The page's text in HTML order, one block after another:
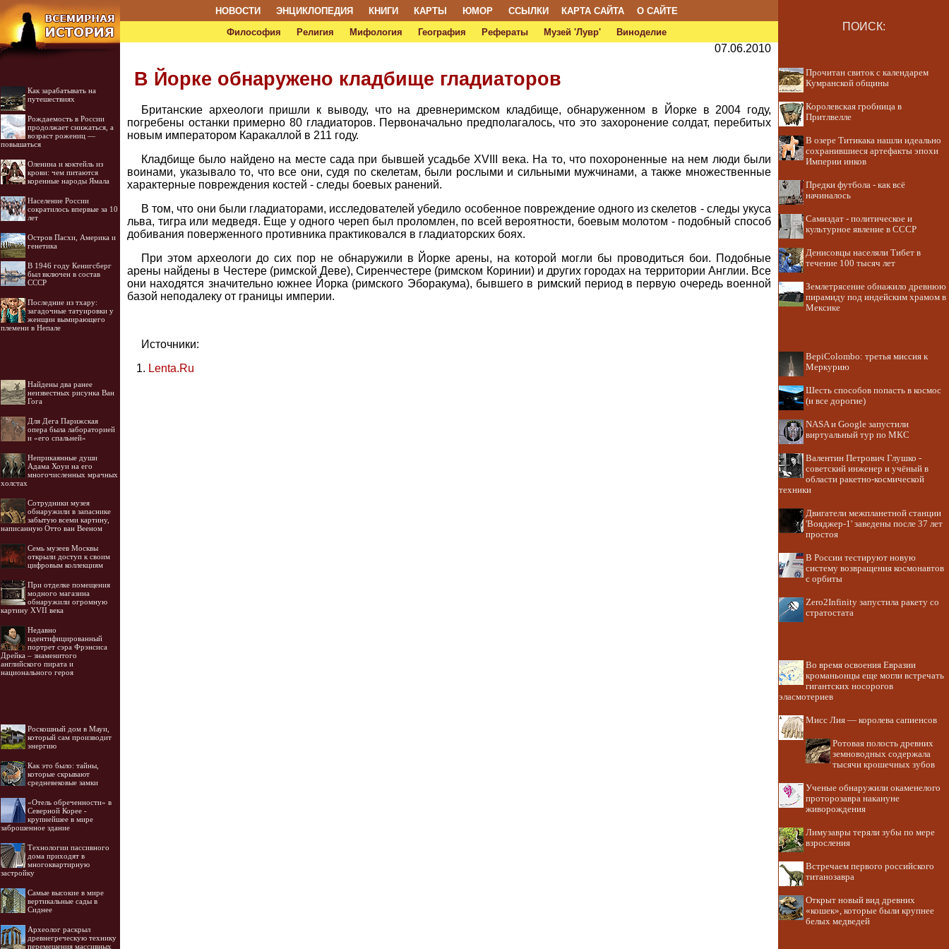
НОВОСТИ ЭНЦИКЛОПЕДИЯ КНИГИ КАРТЫ ЮМОР ССЫЛКИ КАРТА САЙТА
О САЙТЕ
Философия
Религия Мифология География Рефераты Музей 'Лувр' Виноделие ПОИСК:
Как зарабатывать на
путешествиях
Рождаемость в России
продолжает снижаться, а
возраст рожениц —
повышаться
Оленина и коктейль из
крови: чем питаются
коренные народы Ямала
Население России
сократилось впервые за 10
лет
Остров Пасхи, Америка и
генетика
В 1946 году Кенигсберг
был включен в состав
СССР
Последние из тхару:
загадочные татуировки у
женщин вымирающего
племени в Непале
Найдены два ранее
неизвестных рисунка Ван
Гога
Для Дега Парижская
опера была лабораторией
и «его спальней»
Неприкаянные души
Адама Хоуи на его
многочисленных мрачных
холстах
Cотрудники музея
обнаружили в запаснике
забытую всеми картину,
написанную Отто ван Вееном
Семь музеев Москвы
открыли доступ к своим
цифровым коллекциям
При отделке помещения
модного магазина
обнаружили огромную
картину XVII века
Недавно
идентифицированный
портрет сэра Фрэнсиса
Дрейка – знаменитого
английского пирата и
национального героя
Роскошный дом в Мауи,
который сам производит
энергию
Как это было: тайны,
которые скрывают
средневековые замки
«Отель обреченности» в
Северной Корее -
крупнейшее в мире
заброшенное здание
Технологии пассивного
дома приходят в
многоквартирную
застройку
Самые высокие в мире
вертикальные сады в
Сиднее
Археолог раскрыл
древнегреческую технику
перемещения массивных
07.06.2010
В Йорке обнаружено кладбище гладиаторов
Британские археологи пришли к выводу, что на древнеримском кладбище, обнаруженном в Йорке в 2004 году,
погребены останки примерно 80 гладиаторов. Первоначально предполагалось, что это захоронение солдат, перебитых
новым императором Каракаллой в 211 году.
Кладбище было найдено на месте сада при бывшей усадьбе XVIII века. На то, что похороненные на нем люди были
воинами, указывало то, что все они, судя по скелетам, были рослыми и сильными мужчинами, а также множественные
характерные повреждения костей - следы боевых ранений.
В том, что они были гладиаторами, исследователей убедило особенное повреждение одного из скелетов - следы укуса
льва, тигра или медведя. Еще у одного череп был проломлен, по всей вероятности, боевым молотом - подобный способ
добивания поверженного противника практиковался в гладиаторских боях.
При этом археологи до сих пор не обнаружили в Йорке арены, на которой могли бы проводиться бои. Подобные
арены найдены в Честере (римской Деве), Сиренчестере (римском Коринии) и других городах на территории Англии. Все
они находятся значительно южнее Йорка (римского Эборакума), бывшего в римский период в первую очередь военной
базой неподалеку от границы империи.
Источники:
Lenta.Ru
Прочитан свиток с календарем
Кумранской общины
Королевская гробница в
Притлвелле
В озере Титикака нашли идеально
сохранившиеся артефакты эпохи
Империи инков
Предки футбола - как всё
начиналось
Самиздат - политическое и
культурное явление в СССР
Денисовцы населяли Тибет в
течение 100 тысяч лет
Землетрясение обнажило древнюю
пирамиду под индейским храмом в
Мексике
BepiColombo: третья миссия к
Меркурию
Шесть способов попасть в космос
(и все дорогие)
NASA и Google запустили
виртуальный тур по МКС
Валентин Петрович Глушко -
советский инженер и учёный в
области ракетно-космической
техники
Двигатели межпланетной станции
'Вояджер-1' заведены после 37 лет
простоя
В России тестируют новую
систему возвращения космонавтов
с орбиты
Zero2Infinity запустила ракету со
стратостата
Во время освоения Евразии
кроманьонцы еще могли встречать
гигантских носорогов
эласмотериев
Мисс Лия — королева сапиенсов
Ротовая полость древних
земноводных содержала
тысячи крошечных зубов
Ученые обнаружили окаменелого
проторозавра накануне
живорождения
Лимузавры теряли зубы по мере
взросления
Встречаем первого российского
титанозавра
Открыт новый вид древних
«кошек», которые были крупнее
белых медведей